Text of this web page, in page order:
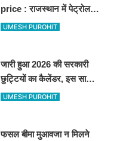
price : राजस्थान में पेट्रोल-
डीजल की कीमतें जारी, जानिए
UMESH PUROHIT
जारी हुआ 2026 की सरकारी
छुट्टियों का कैलेंडर, इस साल
कई बार मिलेगा लगातार
UMESH PUROHIT
फसल बीमा मुआवजा न मिलने